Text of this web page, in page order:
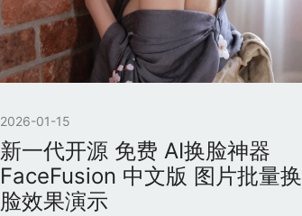
2026-01-15
新一代开源 免费 AI换脸神器
FaceFusion 中文版 图片批量换
脸效果演示